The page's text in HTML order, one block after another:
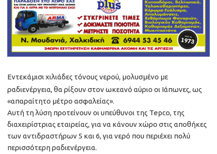
Εντεκάμισι χιλιάδες τόνους νερού, μολυσμένο με
ραδιενέργεια, θα ρίξουν στον ωκεανό αύριο οι Ιάπωνες, ως
«απαραίτητο μέτρο ασφαλείας».
Αυτή τη λύση προτείνουν οι υπεύθυνοι της Tepco, της
διαχειρίστριας εταιρείας, για να κάνουν χώρο στις αποθήκες
των αντιδραστήρων 5 και 6, για νερό που περιέχει πολύ
περισσότερη ραδιενέργεια.